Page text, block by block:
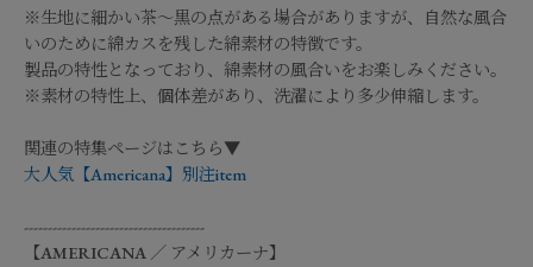
※生地に細かい茶～黒の点がある場合がありますが、自然な風合
いのために綿カスを残した綿素材の特徴です。
製品の特性となっており、綿素材の風合いをお楽しみください。
※素材の特性上、個体差があり、洗濯により多少伸縮します。
関連の特集ページはこちら▼
大人気【Americana】別注item
--------------------------------------
【AMERICANA ／ アメリカーナ】